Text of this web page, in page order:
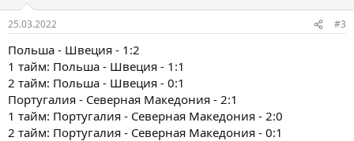
25.03.2022 #3
Польша - Швеция - 1:2
1 тайм: Польша - Швеция - 1:1
2 тайм: Польша - Швеция - 0:1
Португалия - Северная Македония - 2:1
1 тайм: Португалия - Северная Македония - 2:0
2 тайм: Португалия - Северная Македония - 0:1